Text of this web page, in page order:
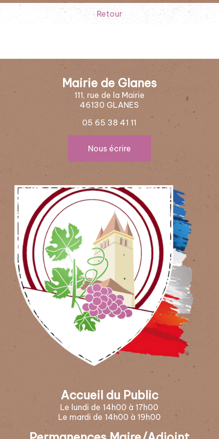
Retour
Mairie de Glanes
111, rue de la Mairie
46130 GLANES
05 65 38 41 11
Nous écrire
Accueil du Public
Le lundi de 14h00 à 17h00
Le mardi de 14h00 à 19h00